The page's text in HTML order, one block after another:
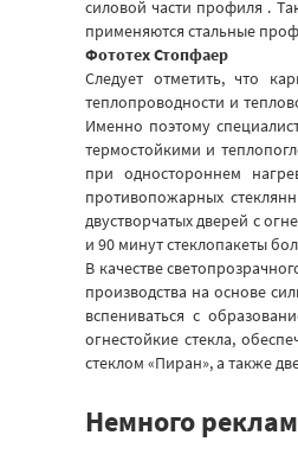
силовой части профиля .
применяются стальные
Фототех Стопфаер
Следует отметить, что
теплопроводности и
Именно поэтому
термостойкими и
при одностороннем
противопожарных
двустворчатых дверей с
и 90 минут стеклопакеты
В качестве
производства на основе
вспениваться с
огнестойкие стекла,
стеклом «Пиран», а также
Немного